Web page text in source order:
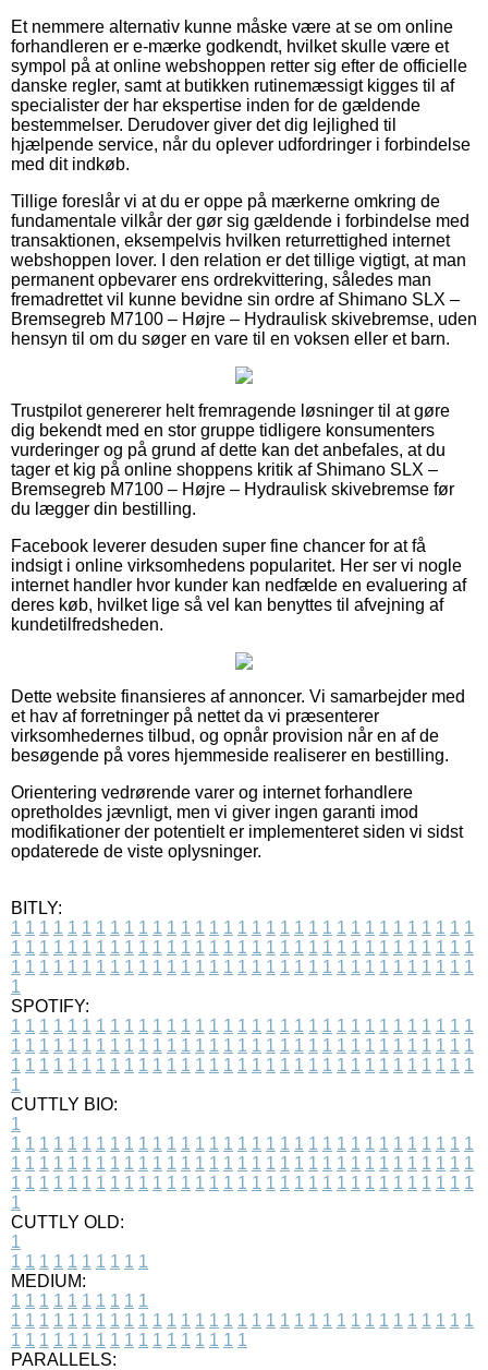
Et nemmere alternativ kunne måske være at se om online
forhandleren er e-mærke godkendt, hvilket skulle være et
sympol på at online webshoppen retter sig efter de officielle
danske regler, samt at butikken rutinemæssigt kigges til af
specialister der har ekspertise inden for de gældende
bestemmelser. Derudover giver det dig lejlighed til
hjælpende service, når du oplever udfordringer i forbindelse
med dit indkøb.
Tillige foreslår vi at du er oppe på mærkerne omkring de
fundamentale vilkår der gør sig gældende i forbindelse med
transaktionen, eksempelvis hvilken returrettighed internet
webshoppen lover. I den relation er det tillige vigtigt, at man
permanent opbevarer ens ordrekvittering, således man
fremadrettet vil kunne bevidne sin ordre af Shimano SLX –
Bremsegreb M7100 – Højre – Hydraulisk skivebremse, uden
hensyn til om du søger en vare til en voksen eller et barn.
Trustpilot genererer helt fremragende løsninger til at gøre
dig bekendt med en stor gruppe tidligere konsumenters
vurderinger og på grund af dette kan det anbefales, at du
tager et kig på online shoppens kritik af Shimano SLX –
Bremsegreb M7100 – Højre – Hydraulisk skivebremse før
du lægger din bestilling.
Facebook leverer desuden super fine chancer for at få
indsigt i online virksomhedens popularitet. Her ser vi nogle
internet handler hvor kunder kan nedfælde en evaluering af
deres køb, hvilket lige så vel kan benyttes til afvejning af
kundetilfredsheden.
Dette website finansieres af annoncer. Vi samarbejder med
et hav af forretninger på nettet da vi præsenterer
virksomhedernes tilbud, og opnår provision når en af de
besøgende på vores hjemmeside realiserer en bestilling.
Orientering vedrørende varer og internet forhandlere
opretholdes jævnligt, men vi giver ingen garanti imod
modifikationer der potentielt er implementeret siden vi sidst
opdaterede de viste oplysninger.
BITLY:
1 1 1 1 1 1 1 1 1 1 1 1 1 1 1 1 1 1 1 1 1 1 1 1 1 1 1 1 1 1 1 1 1
1 1 1 1 1 1 1 1 1 1 1 1 1 1 1 1 1 1 1 1 1 1 1 1 1 1 1 1 1 1 1 1 1
1 1 1 1 1 1 1 1 1 1 1 1 1 1 1 1 1 1 1 1 1 1 1 1 1 1 1 1 1 1 1 1 1
1
SPOTIFY:
1 1 1 1 1 1 1 1 1 1 1 1 1 1 1 1 1 1 1 1 1 1 1 1 1 1 1 1 1 1 1 1 1
1 1 1 1 1 1 1 1 1 1 1 1 1 1 1 1 1 1 1 1 1 1 1 1 1 1 1 1 1 1 1 1 1
1 1 1 1 1 1 1 1 1 1 1 1 1 1 1 1 1 1 1 1 1 1 1 1 1 1 1 1 1 1 1 1 1
1
CUTTLY BIO:
1
1 1 1 1 1 1 1 1 1 1 1 1 1 1 1 1 1 1 1 1 1 1 1 1 1 1 1 1 1 1 1 1 1
1 1 1 1 1 1 1 1 1 1 1 1 1 1 1 1 1 1 1 1 1 1 1 1 1 1 1 1 1 1 1 1 1
1 1 1 1 1 1 1 1 1 1 1 1 1 1 1 1 1 1 1 1 1 1 1 1 1 1 1 1 1 1 1 1 1
1
CUTTLY OLD:
1
1 1 1 1 1 1 1 1 1 1
MEDIUM:
1 1 1 1 1 1 1 1 1 1
1 1 1 1 1 1 1 1 1 1 1 1 1 1 1 1 1 1 1 1 1 1 1 1 1 1 1 1 1 1 1 1 1
1 1 1 1 1 1 1 1 1 1 1 1 1 1 1 1 1
PARALLELS: